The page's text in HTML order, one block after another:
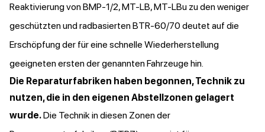
Reaktivierung von BMP-1/2, MT-LB, MT-LBu zu den weniger
geschützten und radbasierten BTR-60/70 deutet auf die
Erschöpfung der für eine schnelle Wiederherstellung
geeigneten ersten der genannten Fahrzeuge hin.
Die Reparaturfabriken haben begonnen, Technik zu
nutzen, die in den eigenen Abstellzonen gelagert
wurde.Die Technik in diesen Zonen der